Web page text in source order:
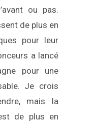
ou pas.
de plus en
pour leur
a lancé
pour une
Je crois
mais la
de plus en